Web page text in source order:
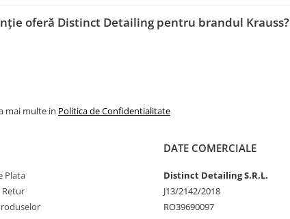
oferă Distinct Detailing pentru brandul Krauss?
mai multe in Politica de Confidentialitate
Plata
Retur
DATE COMERCIALE
Distinct Detailing S.R.L.
J13/2142/2018
RO39690097